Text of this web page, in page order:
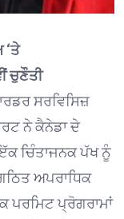
‘ਤੇ
ਚੁਣੌਤੀ
ਸਰਵਿਸਿਜ਼
ਨੇ ਕੈਨੇਡਾ ਦੇ
ਚਿੰਤਾਜਨਕ ਪੱਖ ਨੂੰ
ਅਪਰਾਧਿਕ
ਪਰਮਿਟ ਪ੍ਰੋਗਰਾਮਾਂ